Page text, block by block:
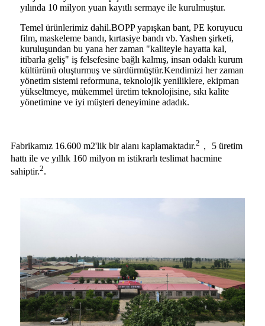
yılında 10 milyon yuan kayıtlı sermaye ile kurulmuştur.
Temel ürünlerimiz dahil.BOPP yapışkan bant, PE koruyucu
film, maskeleme bandı, kırtasiye bandı vb. Yashen şirketi,
kuruluşundan bu yana her zaman "kaliteyle hayatta kal,
itibarla geliş" iş felsefesine bağlı kalmış, insan odaklı kurum
kültürünü oluşturmuş ve sürdürmüştür.Kendimizi her zaman
yönetim sistemi reformuna, teknolojik yeniliklere, ekipman
yükseltmeye, mükemmel üretim teknolojisine, sıkı kalite
yönetimine ve iyi müşteri deneyimine adadık.
Fabrikamız 16.600 m2'lik bir alanı kaplamaktadır.2 ， 5 üretim
hattı ile ve yıllık 160 milyon m istikrarlı teslimat hacmine
sahiptir.2.